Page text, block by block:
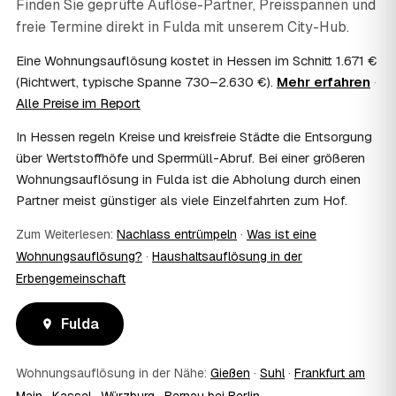
genaue Anrechnung klären Sie mit Ihrem Steuerberater.
Muss ich bei der Wohnungsauflösung anwesend
sein?
Nicht zwingend. Viele Auflösungen in Fulda laufen nach
Schlüsselübergabe ohne Sie ab — praktisch, wenn Sie
sein, etwa um Wertsachen oder persönliche Unterlagen
vorab zu sichern.
10
Bekomme ich einen Entsorgungsnachweis?
Ja. Auf Wunsch erhalten Sie einen Entsorgungsnachweis
gegenüber Vermieter, Behörden oder für die
Erbengemeinschaft.
Was passiert mit dem Abfall?
Wertstoffe werden recycelt oder gespendet, mit
Nachweis.
12 Was kostet die Anfrage?
Die Anfrage ist kostenlos und unverbindlich. Sie
vergleichen mehrere Festpreis-Angebote aus Fulda und
Finden Sie geprüfte Auflöse-Partner, Preisspannen und
freie Termine direkt in Fulda mit unserem City-Hub.
Eine Wohnungsauflösung kostet in Hessen im Schnitt 1.671 €
(Richtwert, typische Spanne 730–2.630 €). Mehr erfahren ·
Alle Preise im Report
In Hessen regeln Kreise und kreisfreie Städte die Entsorgung
über Wertstoffhöfe und Sperrmüll-Abruf. Bei einer größeren
Wohnungsauflösung in Fulda ist die Abholung durch einen
Partner meist günstiger als viele Einzelfahrten zum Hof.
Zum Weiterlesen: Nachlass entrümpeln · Was ist eine
Wohnungsauflösung? · Haushaltsauflösung in der
Erbengemeinschaft
Fulda
Wohnungsauflösung in der Nähe: Gießen · Suhl· Frankfurt am